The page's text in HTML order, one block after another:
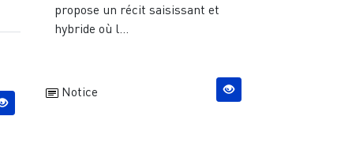
propose un récit saisissant et
hybride où l...
Notice